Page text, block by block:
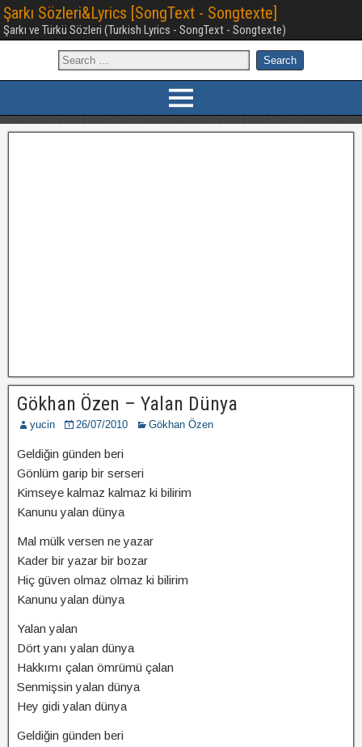
Şarkı Sözleri&Lyrics [SongText - Songtexte]
Şarkı ve Türkü Sözleri (Turkish Lyrics - SongText - Songtexte)
Gökhan Özen – Yalan Dünya
yucin 26/07/2010 Gökhan Özen
Geldiğin günden beri
Gönlüm garip bir serseri
Kimseye kalmaz kalmaz ki bilirim
Kanunu yalan dünya
Mal mülk versen ne yazar
Kader bir yazar bir bozar
Hiç güven olmaz olmaz ki bilirim
Kanunu yalan dünya
Yalan yalan
Dört yanı yalan dünya
Hakkımı çalan ömrümü çalan
Senmişsin yalan dünya
Hey gidi yalan dünya
Geldiğin günden beri